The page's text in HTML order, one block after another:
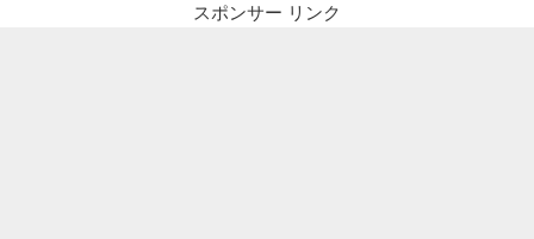
スポンサー リンク